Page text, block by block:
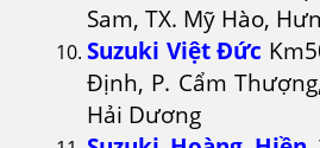
Sam, TX. Mỹ Hào,
Suzuki Việt Đức
Định, P. Cẩm
Hải Dương